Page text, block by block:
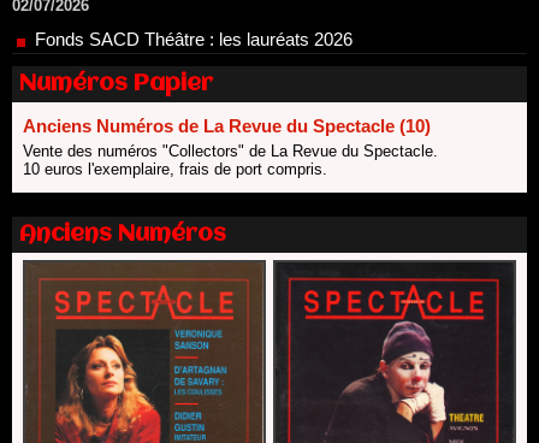
23/06/2026
Dispositif ARTCENA Écrire pour le cirque, les lauréats 2026 !
20/06/2026
Le palmarès des prix SACD 2026
18/06/2026
Les 10 lauréats du Fonds Grandes Formes Théâtre 2026
SACD
13/06/2026
Nomination de Nathalie Garraud et Olivier Saccomano à la
direction du Théâtre de Gennevilliers - CDN
Dispositif SACD Auteurs d'espaces : les lauréats 2026
18/03/2026
Numéros Papier
Anciens Numéros de La Revue du Spectacle (10)
Vente des numéros "Collectors" de La Revue du Spectacle.
10 euros l'exemplaire, frais de port compris.
Anciens Numéros